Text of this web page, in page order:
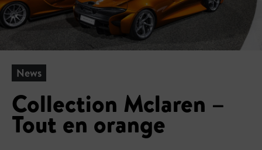
News
Collection Mclaren –
Tout en orange